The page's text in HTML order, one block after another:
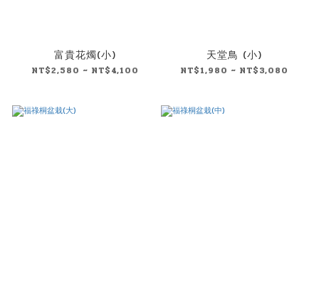
富貴花燭(小)
NT$2,580 ~ NT$4,100
天堂鳥 (小)
NT$1,980 ~ NT$3,080